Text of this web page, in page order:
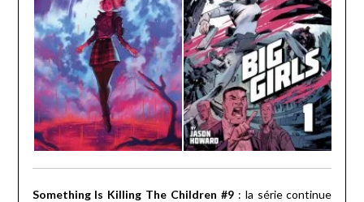
Something Is Killing The Children #9 : la série continue